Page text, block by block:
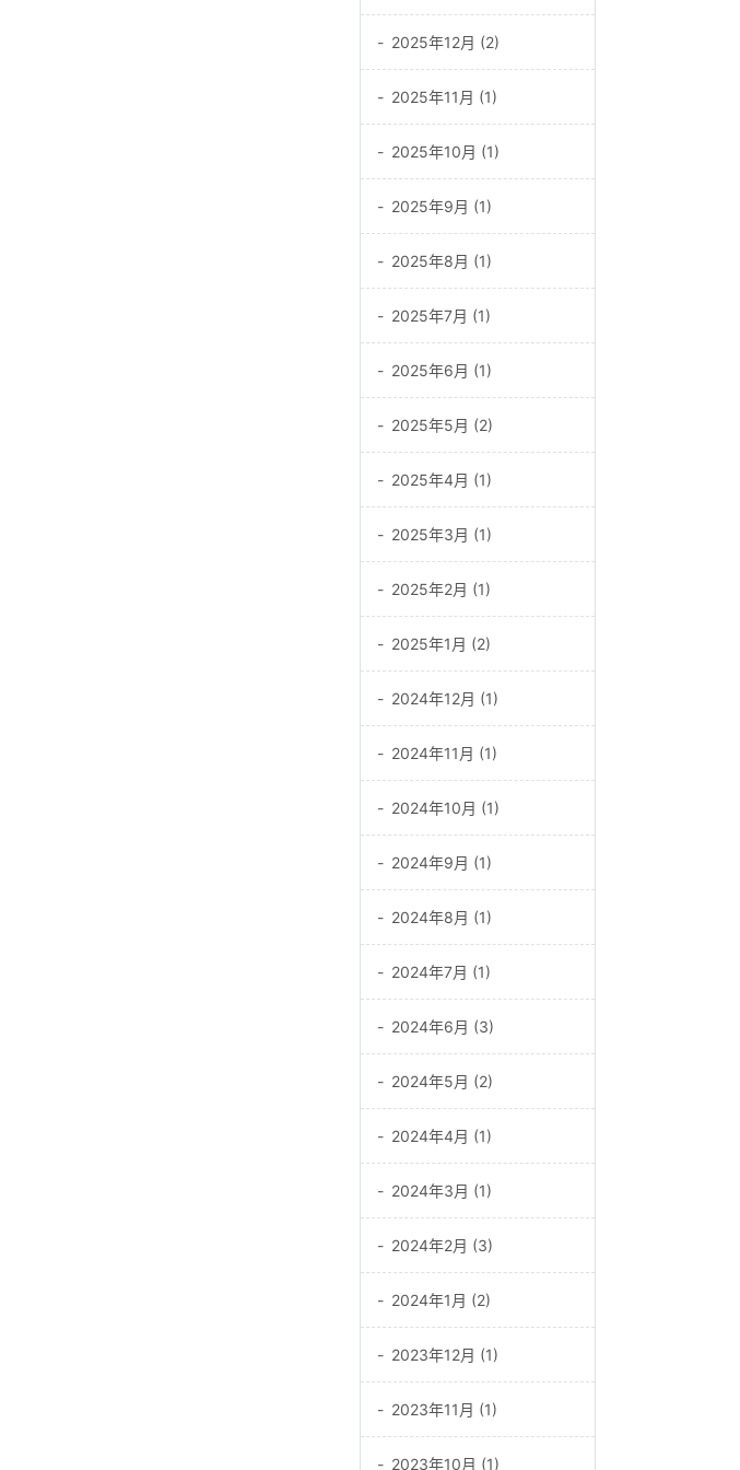
2025年12月 (2)
2025年11月 (1)
2025年10月 (1)
2025年9月 (1)
2025年8月 (1)
2025年7月 (1)
2025年6月 (1)
2025年5月 (2)
2025年4月 (1)
2025年3月 (1)
2025年2月 (1)
2025年1月 (2)
2024年12月 (1)
2024年11月 (1)
2024年10月 (1)
2024年9月 (1)
2024年8月 (1)
2024年7月 (1)
2024年6月 (3)
2024年5月 (2)
2024年4月 (1)
2024年3月 (1)
2024年2月 (3)
2024年1月 (2)
2023年12月 (1)
2023年11月 (1)
2023年10月 (1)